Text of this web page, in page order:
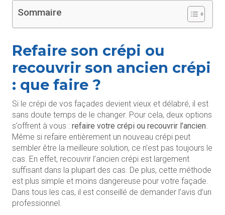
Sommaire
Refaire son crépi ou
recouvrir son ancien crépi
: que faire ?
Si le crépi de vos façades devient vieux et délabré, il est
sans doute temps de le changer. Pour cela, deux options
s’offrent à vous : refaire votre crépi ou recouvrir l’ancien
Même si refaire entièrement un nouveau crépi peut
sembler être la meilleure solution, ce n’est pas toujours le
cas. En effet, recouvrir l’ancien crépi est largement
suffisant dans la plupart des cas. De plus, cette méthode
est plus simple et moins dangereuse pour votre façade.
Dans tous les cas, il est conseillé de demander l’avis d’un
professionnel.